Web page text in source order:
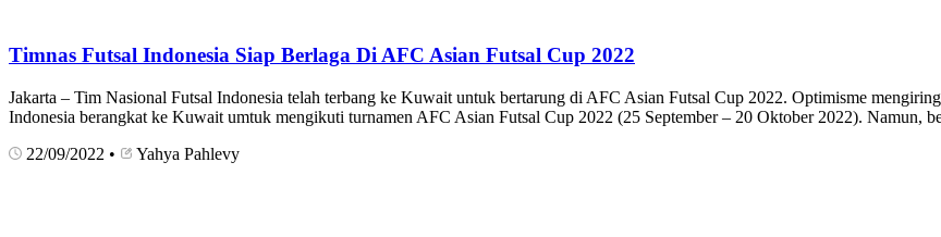
Timnas Futsal Indonesia Siap Berlaga Di AFC Asian Futsal Cup 2022
Jakarta – Tim Nasional Futsal Indonesia telah terbang ke Kuwait untuk bertarung di AFC Asian Futsal Cup 2022. Optimisme
Indonesia berangkat ke Kuwait umtuk mengikuti turnamen AFC Asian Futsal Cup 2022 (25 September – 20 Oktober 2022).
22/09/2022 • Yahya Pahlevy